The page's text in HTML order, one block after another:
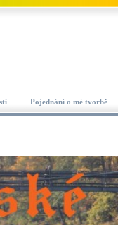
Pojednání o mé tvorbě